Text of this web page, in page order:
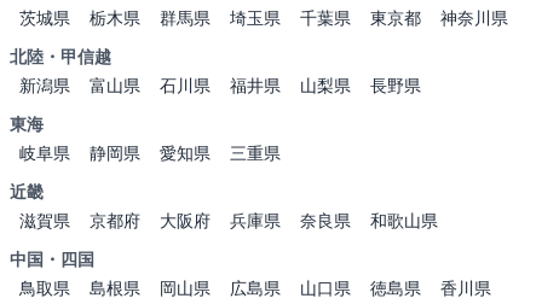
茨城県
栃木県 群馬県 埼玉県 千葉県 東京都
神奈川県
北陸・甲信越
新潟県
富山県 石川県 福井県 山梨県
長野県
東海
岐阜県
静岡県 愛知県
三重県
近畿
滋賀県
京都府 大阪府 兵庫県 奈良県
和歌山県
中国・四国
鳥取県
島根県 岡山県 広島県 山口県 徳島県
香川県